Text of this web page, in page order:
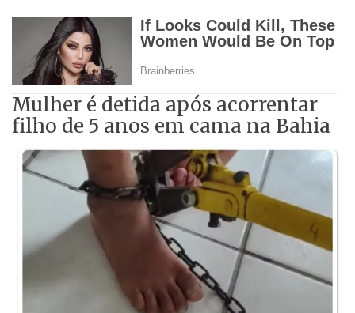
Mulher é detida após acorrentar
filho de 5 anos em cama na Bahia